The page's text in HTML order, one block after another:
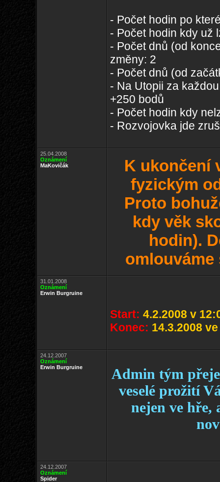
- Počet hodin po
- Počet hodin kdy už
- Počet dnů (od
změny: 2
- Počet dnů (od
- Na Utopii za
+250 bodů
- Počet hodin kdy
- Rozvojovka jde
25.04.2008
Oznámení
MaKovičák
K ukončení
fyzickým
Proto
kdy věk
hodin).
omlouváme
31.01.2008
Oznámení
Erwin Burgruine
Start: 4.2.2008 v
Konec: 14.3.2008
24.12.2007
Oznámení
Erwin Burgruine
Admin tým
veselé prožití
nejen ve hře,
24.12.2007
Oznámení
Spider